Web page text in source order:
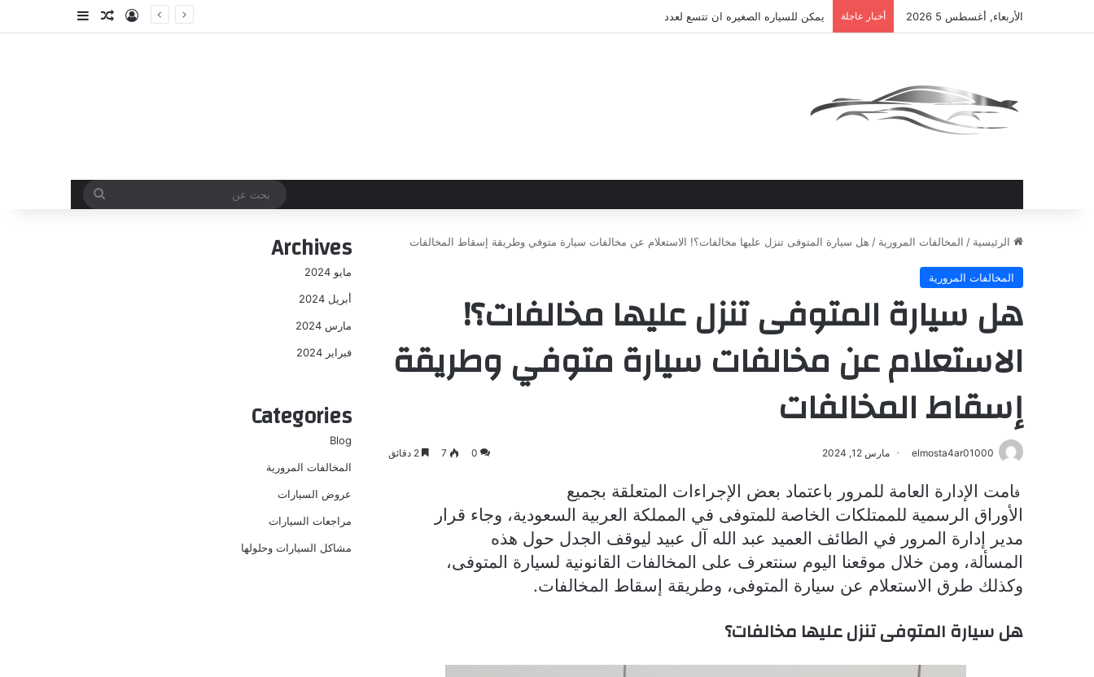
الأربعاء, أغسطس 5 2026 أخبار عاجلة يمكن للسياره الصغيره ان تتسع لعدد تسجيل الدخول
مقال عشوائي
إضافة عمود
بحث
الرئيسية / المخالفات المرورية / هل سيارة المتوفى تنزل عليها مخالفات؟! الاستعلام عن مخالفات سيارة متوفي وطريقة إسقاط المخالفات
المخالفات المرورية
هل سيارة المتوفى تنزل عليها مخالفات؟!
الاستعلام عن مخالفات سيارة متوفي وطريقة
إسقاط المخالفات
elmosta4ar01000 مارس 12, 2024 0
7
قامت الإدارة العامة للمرور باعتماد بعض الإجراءات المتعلقة بجميع
الأوراق الرسمية للممتلكات الخاصة للمتوفى في المملكة العربية السعودية، وجاء قرار
مدير إدارة المرور في الطائف العميد عبد الله آل عبيد ليوقف الجدل حول هذه
المسألة، ومن خلال موقعنا اليوم سنتعرف على المخالفات القانونية لسيارة المتوفى،
وكذلك طرق الاستعلام عن سيارة المتوفى، وطريقة إسقاط المخالفات.
هل سيارة المتوفى تنزل عليها مخالفات؟
Archives
مايو 2024
أبريل 2024
مارس 2024
فبراير 2024
Categories
Blog
المخالفات المرورية
عروض السيارات
مراجعات السيارات
مشاكل السيارات وحلولها